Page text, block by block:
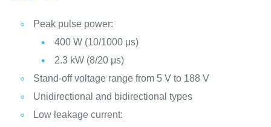
Peak pulse power:
400 W (10/1000 μs)
2.3 kW (8/20 μs)
Stand-off voltage range from 5 V to 188 V
Unidirectional and bidirectional types
Low leakage current: